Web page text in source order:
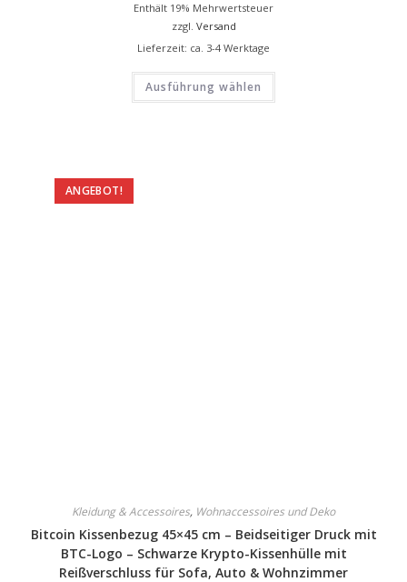
Enthält 19% Mehrwertsteuer
zzgl. Versand
Lieferzeit: ca. 3-4 Werktage
Ausführung wählen
ANGEBOT!
Kleidung & Accessoires, Wohnaccessoires und Deko
Bitcoin Kissenbezug 45×45 cm – Beidseitiger Druck mit
BTC-Logo – Schwarze Krypto-Kissenhülle mit
Reißverschluss für Sofa, Auto & Wohnzimmer